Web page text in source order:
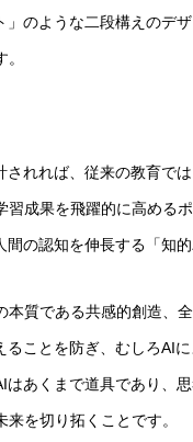
のような二段構えのデ
れれば、従来の教育で
成果を飛躍的に高める
の認知を伸長する「知
質である共感的創造、
ことを防ぎ、むしろAI
あくまで道具であり、
を切り拓くことです。